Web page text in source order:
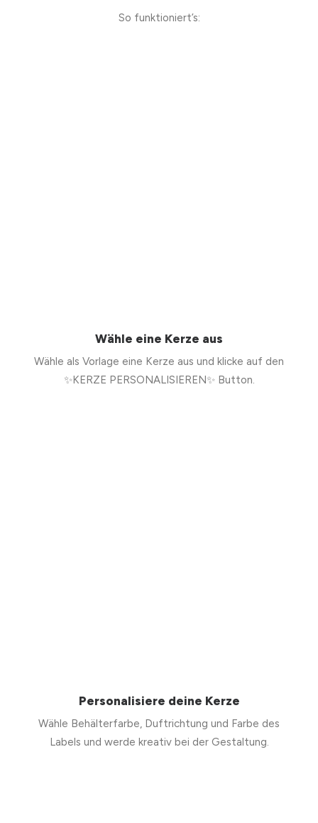
So funktioniert’s:
Wähle eine Kerze aus
Wähle als Vorlage eine Kerze aus und klicke auf den
✨KERZE PERSONALISIEREN✨ Button.
Personalisiere deine Kerze
Wähle Behälterfarbe, Duftrichtung und Farbe des
Labels und werde kreativ bei der Gestaltung.